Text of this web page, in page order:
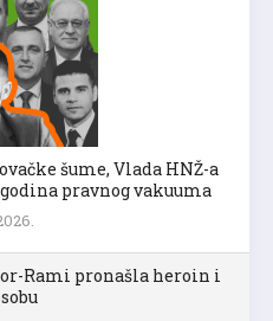
šume, Vlada HNŽ-a
pravnog vakuuma
Rami pronašla heroin i